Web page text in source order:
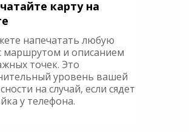
карту на
напечатать любую
маршрутом и описанием
точек. Это
уровень вашей
на случай, если сядет
у телефона.